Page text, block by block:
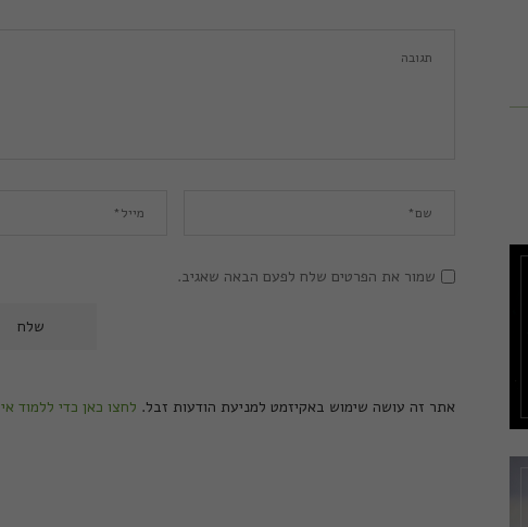
שמור את הפרטים שלח לפעם הבאה שאגיב.
אתר זה עושה שימוש באקיזמט למניעת הודעות זבל. לחצו כאן כדי ללמוד